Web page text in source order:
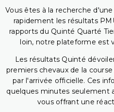
Vous êtes à la recherche
rapidement les résultats
rapports du Quinté Quarté
loin, notre plateforme est
Les résultats Quinté
premiers chevaux de la
par l'arrivée officielle. Ces
quelques minutes seulement
vous offrant une